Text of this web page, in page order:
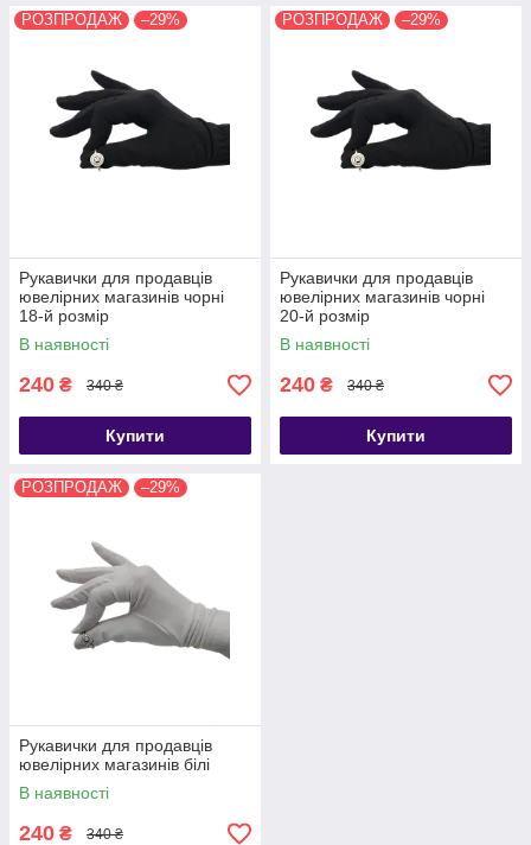
РОЗПРОДАЖ –29%
Рукавички для продавців
ювелірних магазинів чорні
18-й розмір
В наявності
240 ₴ 340 ₴
Купити
РОЗПРОДАЖ –29%
Рукавички для продавців
ювелірних магазинів чорні
20-й розмір
В наявності
240 ₴ 340 ₴
Купити
РОЗПРОДАЖ –29%
Рукавички для продавців
ювелірних магазинів білі
В наявності
240 ₴ 340 ₴